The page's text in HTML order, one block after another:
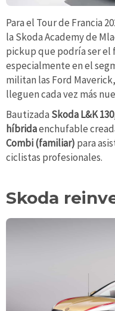
Para el Tour de Francia
la Skoda Academy de
pickup que podría ser
especialmente en el
militan las Ford
lleguen cada vez más
Bautizada Skoda L&K
híbridaenchufable
Combi (familiar) para
ciclistas profesionales.
Skoda